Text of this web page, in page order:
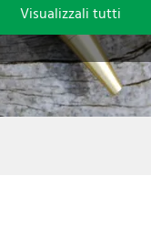
Visualizzali tutti